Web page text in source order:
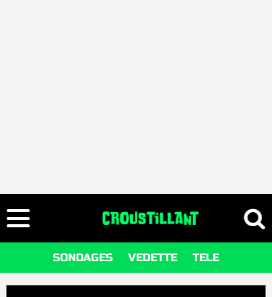
SONDAGES VEDETTE TELE